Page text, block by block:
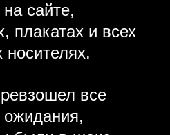
сайте,
плакатах и всех
все